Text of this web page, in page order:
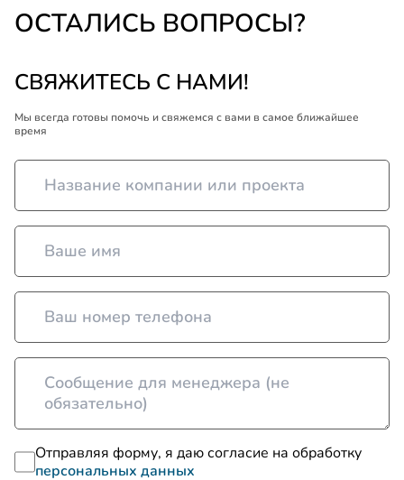
ОСТАЛИСЬ ВОПРОСЫ?
СВЯЖИТЕСЬ С НАМИ!
Мы всегда готовы помочь и свяжемся с вами в самое ближайшее
время
Отправляя форму, я даю согласие на обработку
персональных данных